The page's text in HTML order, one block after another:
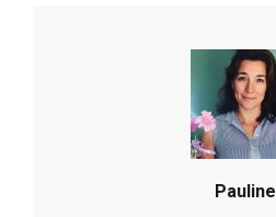
Pauline